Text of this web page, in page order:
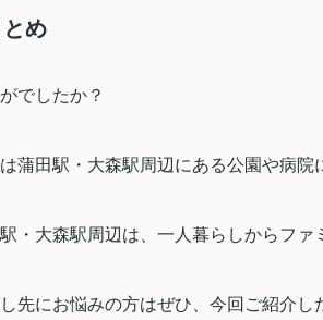
とめ
でしたか？
蒲田駅・大森駅周辺にある公園や病院
・大森駅周辺は、一人暮らしからファ
先にお悩みの方はぜひ、今回ご紹介し